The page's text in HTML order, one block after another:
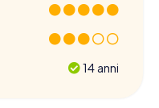
14 anni